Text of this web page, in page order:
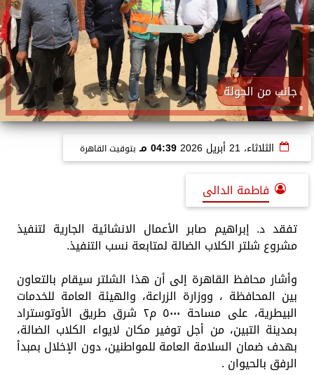
جانب من الجولة
الثلاثاء، 21 أبريل 2026 04:39 مـ بتوقيت القاهرة
فاطمة الدالى
تفقد د. إبراهيم صابر الأعمال الانشائية الجارية لتنفيذ
مشروع شلتر الكلاب الضالة لمتابعة نسب التنفيذ.
وأشار محافظ القاهرة إلى أن هذا الشلتر سيقام بالتعاون
بين المحافظة ، ووزارة الزراعة، والهيئة العامة للخدمات
البيطرية، على مساحة ٥٠٠٠ م٢ شرق طريق الأوتوستراد
بمدينة التبين، من أجل توفير مكان لايواء الكلاب الضالة،
بهدف ضمان السلامة العامة للمواطنين، دون الإخلال بمبدأ
الرفق بالحيوان .